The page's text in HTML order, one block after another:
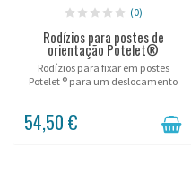
(0)
Rodízios para postes de
orientação Potelet®
Rodízios para fixar em postes
Potelet ® para um deslocamento
54,50 €